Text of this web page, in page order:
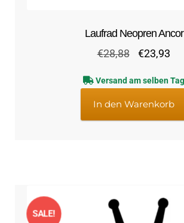
Laufrad Neopren Ancor
€28,88
war:
€28,88
€23,93
Versand am selben Tag
In den Warenkorb
SALE!